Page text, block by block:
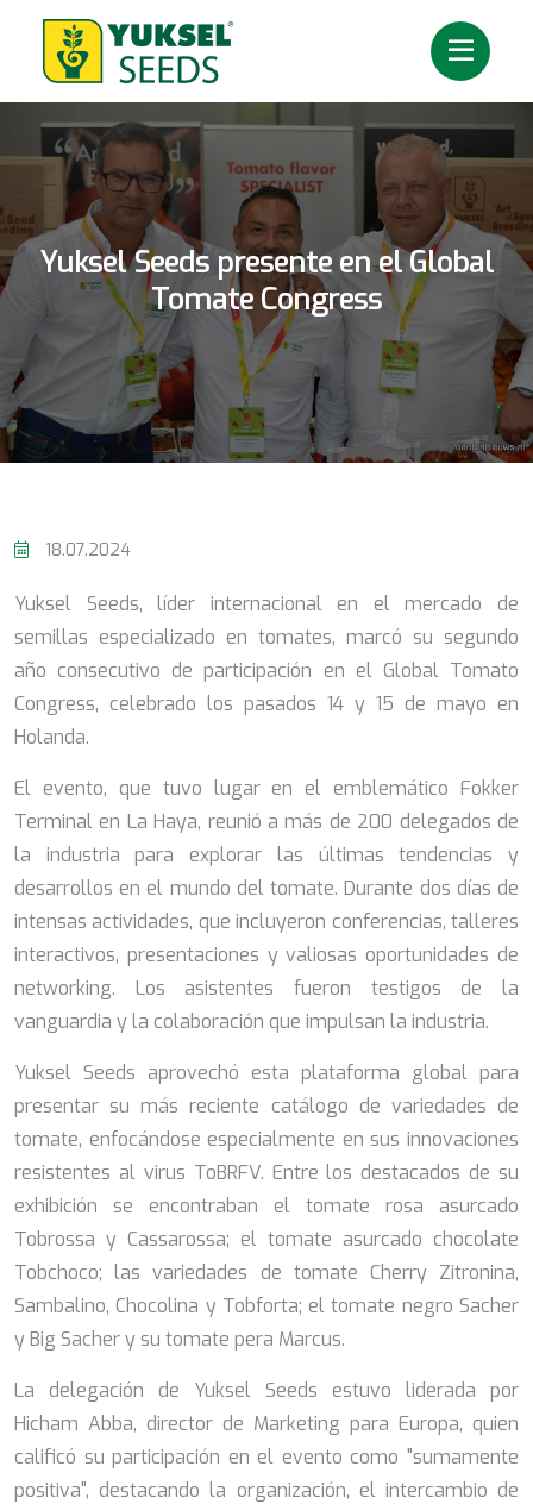
Yuksel Seeds presente en el Global
Tomate Congress
18.07.2024
Yuksel Seeds, líder internacional en el mercado de
semillas especializado en tomates, marcó su segundo
año consecutivo de participación en el Global Tomato
Congress, celebrado los pasados 14 y 15 de mayo en
Holanda.
El evento, que tuvo lugar en el emblemático Fokker
Terminal en La Haya, reunió a más de 200 delegados de
la industria para explorar las últimas tendencias y
desarrollos en el mundo del tomate. Durante dos días de
intensas actividades, que incluyeron conferencias, talleres
interactivos, presentaciones y valiosas oportunidades de
networking. Los asistentes fueron testigos de la
vanguardia y la colaboración que impulsan la industria.
Yuksel Seeds aprovechó esta plataforma global para
presentar su más reciente catálogo de variedades de
tomate, enfocándose especialmente en sus innovaciones
resistentes al virus ToBRFV. Entre los destacados de su
exhibición se encontraban el tomate rosa asurcado
Tobrossa y Cassarossa; el tomate asurcado chocolate
Tobchoco; las variedades de tomate Cherry Zitronina,
Sambalino, Chocolina y Tobforta; el tomate negro Sacher
y Big Sacher y su tomate pera Marcus.
La delegación de Yuksel Seeds estuvo liderada por
Hicham Abba, director de Marketing para Europa, quien
calificó su participación en el evento como "sumamente
positiva", destacando la organización, el intercambio de